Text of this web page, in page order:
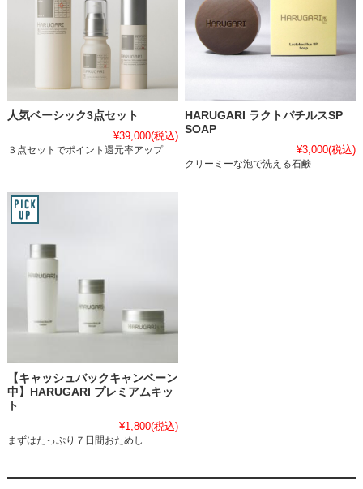
人気ベーシック3点セット
¥39,000(税込)
３点セットでポイント還元率アップ
HARUGARI ラクトバチルスSP
SOAP
¥3,000(税込)
クリーミーな泡で洗える石鹸
【キャッシュバックキャンペーン
中】HARUGARI プレミアムキッ
ト
¥1,800(税込)
まずはたっぷり７日間おためし